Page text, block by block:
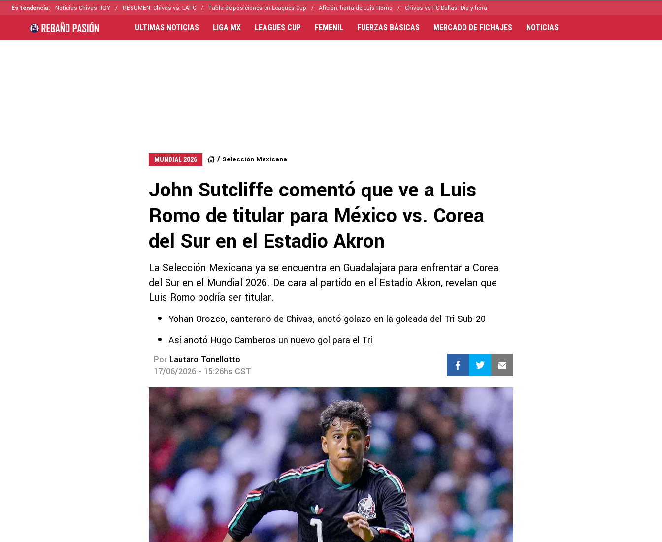
Es tendencia: Noticias Chivas HOY RESUMEN: Chivas vs. LAFC Tabla de posiciones en Leagues Cup Afición, harta de Luis Romo Chivas vs FC Dallas: Día y hora
ULTIMAS NOTICIAS LIGA MX LEAGUES CUP FEMENIL FUERZAS BÁSICAS MERCADO DE FICHAJES NOTICIAS
MUNDIAL 2026 Selección Mexicana
John Sutcliffe comentó que ve a Luis
Romo de titular para México vs. Corea
del Sur en el Estadio Akron
La Selección Mexicana ya se encuentra en Guadalajara para enfrentar a Corea
del Sur en el Mundial 2026. De cara al partido en el Estadio Akron, revelan que
Luis Romo podría ser titular.
Yohan Orozco, canterano de Chivas, anotó golazo en la goleada del Tri Sub-20
Así anotó Hugo Camberos un nuevo gol para el Tri
Por Lautaro Tonellotto
17/06/2026 - 15:26hs CST